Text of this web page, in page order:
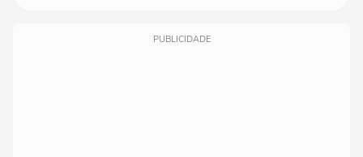
PUBLICIDADE